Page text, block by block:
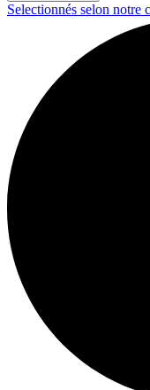
Selectionnés selon notre